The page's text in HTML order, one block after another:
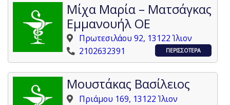
Μίχα Μαρία – Ματσάγκας
Εμμανουήλ ΟΕ
Πρωτεσιλάου 92, 13122 Ίλιον
2102632391
ΠΕΡΙΣΣΟΤΕΡΑ
Μουστάκας Βασίλειος
Πριάμου 169, 13122 Ίλιον